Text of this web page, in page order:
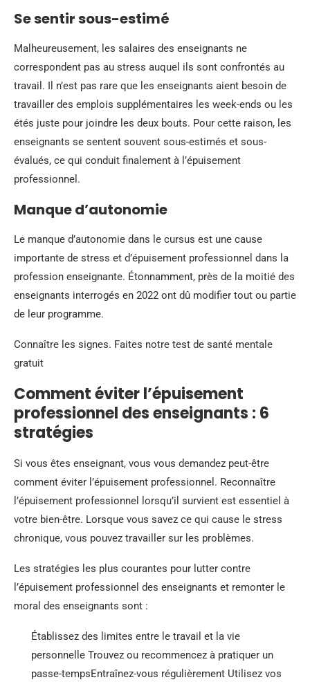
Se sentir sous-estimé
Malheureusement, les salaires des enseignants ne
correspondent pas au stress auquel ils sont confrontés au
travail. Il n’est pas rare que les enseignants aient besoin de
travailler des emplois supplémentaires les week-ends ou les
étés juste pour joindre les deux bouts. Pour cette raison, les
enseignants se sentent souvent sous-estimés et sous-
évalués, ce qui conduit finalement à l’épuisement
professionnel.
Manque d’autonomie
Le manque d’autonomie dans le cursus est une cause
importante de stress et d’épuisement professionnel dans la
profession enseignante. Étonnamment, près de la moitié des
enseignants interrogés en 2022 ont dû modifier tout ou partie
de leur programme.
Connaître les signes. Faites notre test de santé mentale
gratuit
Comment éviter l’épuisement
professionnel des enseignants : 6
stratégies
Si vous êtes enseignant, vous vous demandez peut-être
comment éviter l’épuisement professionnel. Reconnaître
l’épuisement professionnel lorsqu’il survient est essentiel à
votre bien-être. Lorsque vous savez ce qui cause le stress
chronique, vous pouvez travailler sur les problèmes.
Les stratégies les plus courantes pour lutter contre
l’épuisement professionnel des enseignants et remonter le
moral des enseignants sont :
Établissez des limites entre le travail et la vie
personnelle Trouvez ou recommencez à pratiquer un
passe-tempsEntraînez-vous régulièrement Utilisez vos